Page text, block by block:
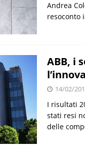
Andrea
resoconto
ABB, i
14/02/
I risultati
stati resi
delle